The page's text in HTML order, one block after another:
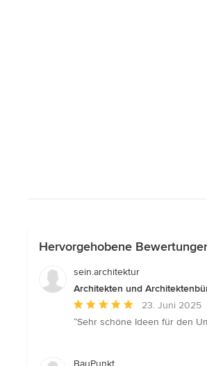
Hervorgehobene
sein.architektur
Architekten und
Durchschnittliche
Bewertung:
5
23. Juni 2025
“Sehr schöne Ideen für den
BauPunkt